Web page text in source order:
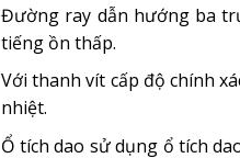
Đường ray dẫn hướng ba
tiếng ồn thấp.
Với thanh vít cấp độ chính
nhiệt.
Ổ tích dao sử dụng ổ tích